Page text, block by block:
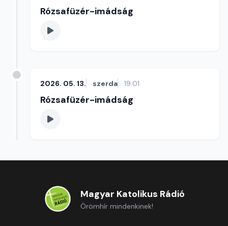
Rózsafüzér-imádság
2026. 05. 13. szerda 19:01
Rózsafüzér-imádság
Magyar Katolikus Rádió
Örömhír mindenkinek!